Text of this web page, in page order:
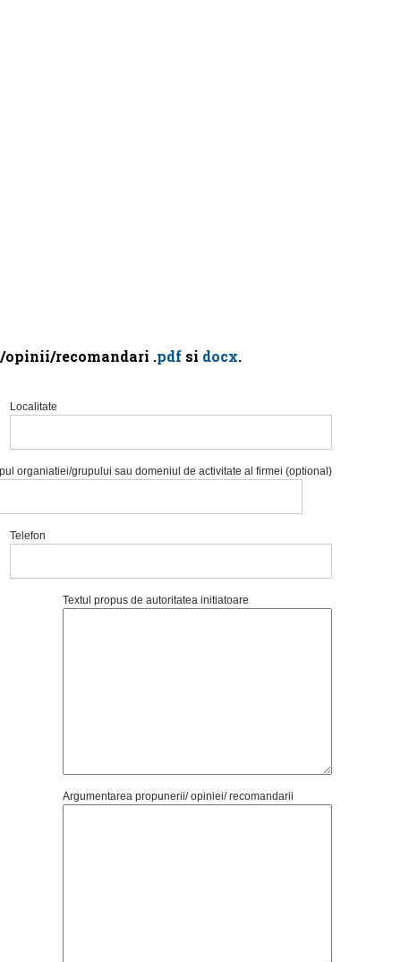
opinii/recomandari .pdf si docx.
Localitate
organiatiei/grupului sau domeniul de activitate al firmei (optional)
Telefon
Textul propus de autoritatea initiatoare
Argumentarea propunerii/ opiniei/ recomandarii